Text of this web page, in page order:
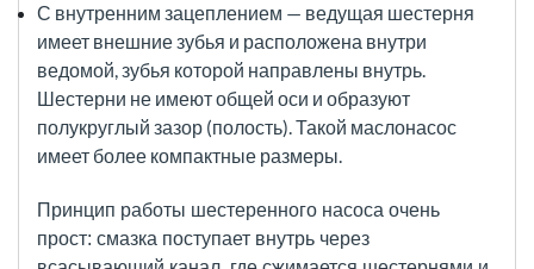
С внутренним зацеплением — ведущая шестерня
имеет внешние зубья и расположена внутри
ведомой, зубья которой направлены внутрь.
Шестерни не имеют общей оси и образуют
полукруглый зазор (полость). Такой маслонасос
имеет более компактные размеры.
Принцип работы шестеренного насоса очень
прост: смазка поступает внутрь через